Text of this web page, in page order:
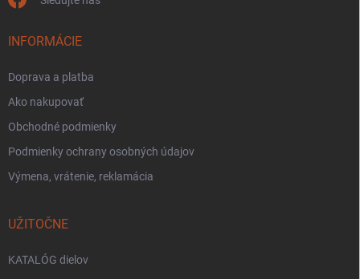
INFORMÁCIE
Doprava a platba
Ako nakupovať
Obchodné podmienky
Podmienky ochrany osobných údajov
Výmena, vrátenie, reklamácia
UŽITOČNE
KATALÓG dielov